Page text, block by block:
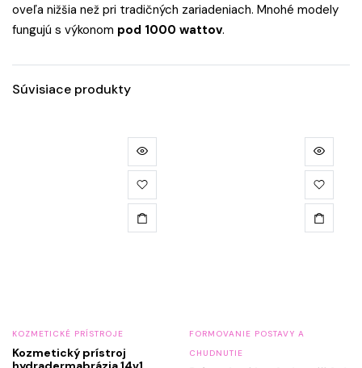
oveľa nižšia než pri tradičných zariadeniach. Mnohé modely
fungujú s výkonom pod 1000 wattov.
Súvisiace produkty
KOZMETICKÉ PRÍSTROJE
Kozmetický prístroj
FORMOVANIE POSTAVY A
CHUDNUTIE